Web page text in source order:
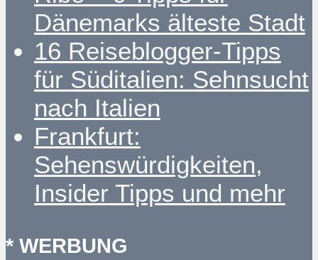
Dänemarks älteste Stadt
16 Reiseblogger-Tipps
für Süditalien: Sehnsucht
nach Italien
Frankfurt:
Sehenswürdigkeiten,
Insider Tipps und mehr
* WERBUNG